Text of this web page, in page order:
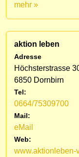
mehr »
aktion leben
Adresse
Höchsterstrasse
6850 Dornbirn
Tel:
0664/75309700
Mail:
eMail
Web:
www.aktionleben-